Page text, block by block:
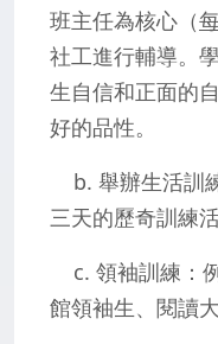
班主任為核心（
社工進行輔導。
生自信和正面的
好的品性。
b. 舉辦生活訓
三天的歷奇訓練
c. 領袖訓練：
館領袖生、閱讀